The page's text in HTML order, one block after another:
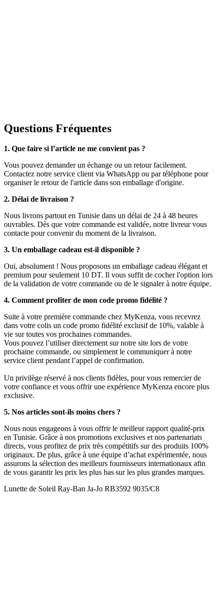
Questions Fréquentes
1. Que faire si l’article ne me convient pas ?
Vous pouvez demander un échange ou un retour facilement.
Contactez notre service client via WhatsApp ou par téléphone pour
organiser le retour de l'article dans son emballage d'origine.
2. Délai de livraison ?
Nous livrons partout en Tunisie dans un délai de 24 à 48 heures
ouvrables. Dès que votre commande est validée, notre livreur vous
contacte pour convenir du moment de la livraison.
3. Un emballage cadeau est-il disponible ?
Oui, absolument ! Nous proposons un emballage cadeau élégant et
premium pour seulement 10 DT. Il vous suffit de cocher l'option lors
de la validation de votre commande ou de le signaler à notre équipe.
4. Comment profiter de mon code promo fidélité ?
Suite à votre première commande chez MyKenza, vous recevrez
dans votre colis un code promo fidélité exclusif de 10%, valable à
vie sur toutes vos prochaines commandes.
Vous pouvez l’utiliser directement sur notre site lors de votre
prochaine commande, ou simplement le communiquer à notre
service client pendant l’appel de confirmation.
Un privilège réservé à nos clients fidèles, pour vous remercier de
votre confiance et vous offrir une expérience MyKenza encore plus
exclusive.
5. Nos articles sont-ils moins chers ?
Nous nous engageons à vous offrir le meilleur rapport qualité-prix
en Tunisie. Grâce à nos promotions exclusives et nos partenariats
directs, vous profitez de prix très compétitifs sur des produits 100%
originaux. De plus, grâce à une équipe d’achat expérimentée, nous
assurons la sélection des meilleurs fournisseurs internationaux afin
de vous garantir les prix les plus bas sur les plus grandes marques.
Lunette de Soleil Ray-Ban Ja-Jo RB3592 9035/C8